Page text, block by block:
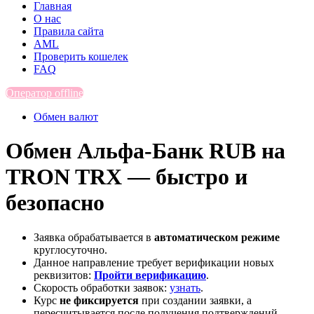
Главная
О нас
Правила сайта
AML
Проверить кошелек
FAQ
Оператор offline
Обмен валют
Обмен Альфа-Банк RUB на
TRON TRX — быстро и
безопасно
Заявка обрабатывается в автоматическом режиме
круглосуточно.
Данное направление требует верификации новых
реквизитов: Пройти верификацию.
Скорость обработки заявок: узнать.
Курс не фиксируется при создании заявки, а